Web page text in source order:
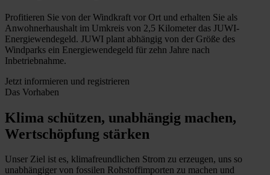
Profitieren Sie von der Windkraft vor Ort und erhalten Sie als
Anwohnerhaushalt im Umkreis von 2,5 Kilometer das JUWI-
Energiewendegeld. JUWI plant abhängig von der Größe des
Windparks ein Energiewendegeld für zehn Jahre nach
Inbetriebnahme.
Jetzt informieren und registrieren
Das Vorhaben
Klima schützen, unabhängig machen,
Wertschöpfung stärken
Unser Ziel ist es, klimafreundlichen Strom zu erzeugen, uns so
unabhängiger von fossilen Rohstoffimporten zu machen und